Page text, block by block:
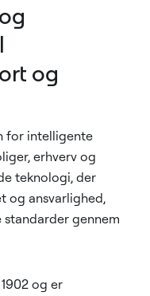
og
for intelligente
erhverv og
teknologi, der
og ansvarlighed,
gennem
og er